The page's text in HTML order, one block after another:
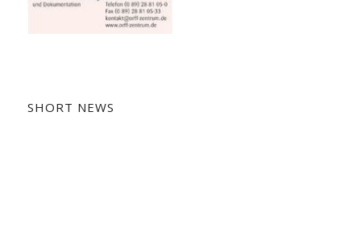
SHORT NEWS